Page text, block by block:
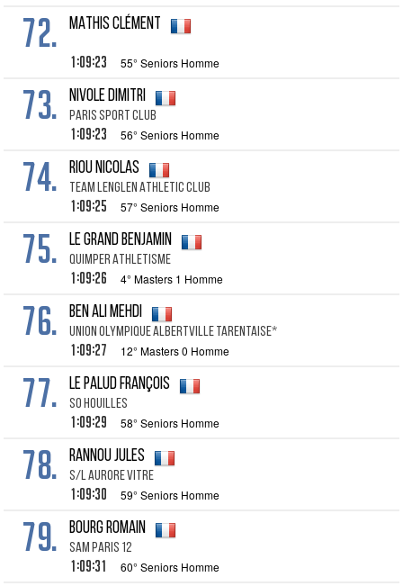
72. MATHIS CLÉMENT
1:09:23 55° Seniors Homme
73. NIVOLE DIMITRI
PARIS SPORT CLUB
1:09:23 56° Seniors Homme
74. RIOU NICOLAS
TEAM LENGLEN ATHLETIC CLUB
1:09:25 57° Seniors Homme
75. LE GRAND BENJAMIN
QUIMPER ATHLETISME
1:09:26 4° Masters 1 Homme
76. BEN ALI MEHDI
UNION OLYMPIQUE ALBERTVILLE TARENTAISE*
1:09:27 12° Masters 0 Homme
77. LE PALUD FRANÇOIS
SO HOUILLES
1:09:29 58° Seniors Homme
78. RANNOU JULES
S/L AURORE VITRE
1:09:30 59° Seniors Homme
79. BOURG ROMAIN
SAM PARIS 12
1:09:31 60° Seniors Homme